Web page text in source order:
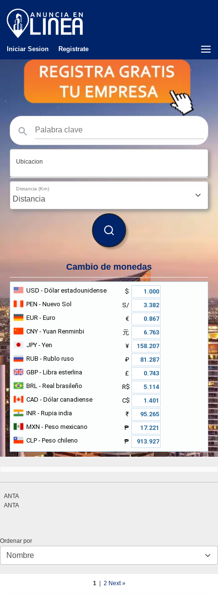
Iniciar Sesion Registrate
Ubicacion
Distancia (Km)
BUSCAR
Cambio de monedas
USD - Dólar estadounidense
$
PEN - Nuevo Sol
S/
EUR - Euro
€
CNY - Yuan Renminbi
元
JPY - Yen
¥
RUB - Rublo ruso
₽
GBP - Libra esterlina
£
BRL - Real brasileño
R$
CAD - Dólar canadiense
C$
INR - Rupia india
₹
MXN - Peso mexicano
₱
CLP - Peso chileno ₱
ANTA
ANTA
Ordenar por
1 | 2 Next »